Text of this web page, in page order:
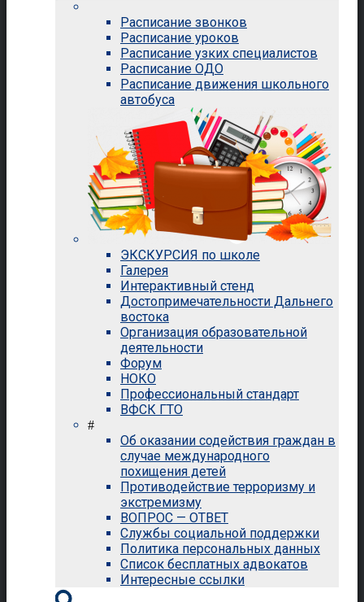
Расписание звонков
Расписание уроков
Расписание узких специалистов
Расписание ОДО
Расписание движения школьного
автобуса
ЭКСКУРСИЯ по школе
Галерея
Интерактивный стенд
Достопримечательности Дальнего
востока
Организация образовательной
деятельности
Форум
НОКО
Профессиональный стандарт
ВФСК ГТО
#
Об оказании содействия граждан в
случае международного
похищения детей
Противодействие терроризму и
экстремизму
ВОПРОС — ОТВЕТ
Службы социальной поддержки
Политика персональных данных
Список бесплатных адвокатов
Интересные ссылки